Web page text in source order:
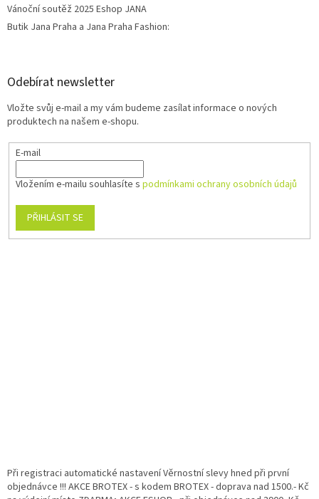
Vánoční soutěž 2025 Eshop JANA
Butik Jana Praha a Jana Praha Fashion:
Odebírat newsletter
Vložte svůj e-mail a my vám budeme zasílat informace o nových
produktech na našem e-shopu.
E-mail
Vložením e-mailu souhlasíte s podmínkami ochrany osobních údajů
PŘIHLÁSIT SE
Při registraci automatické nastavení Věrnostní slevy hned při první
objednávce !!! AKCE BROTEX - s kodem BROTEX - doprava nad 1500.- Kč